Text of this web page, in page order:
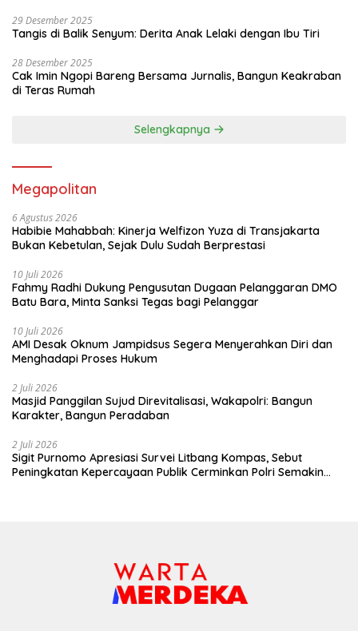
29 Desember 2025
Tangis di Balik Senyum: Derita Anak Lelaki dengan Ibu Tiri
28 Desember 2025
Cak Imin Ngopi Bareng Bersama Jurnalis, Bangun Keakraban
di Teras Rumah
Selengkapnya
Megapolitan
6 Agustus 2026
Habibie Mahabbah: Kinerja Welfizon Yuza di Transjakarta
Bukan Kebetulan, Sejak Dulu Sudah Berprestasi
10 Juli 2026
Fahmy Radhi Dukung Pengusutan Dugaan Pelanggaran DMO
Batu Bara, Minta Sanksi Tegas bagi Pelanggar
10 Juli 2026
AMI Desak Oknum Jampidsus Segera Menyerahkan Diri dan
Menghadapi Proses Hukum
2 Juli 2026
Masjid Panggilan Sujud Direvitalisasi, Wakapolri: Bangun
Karakter, Bangun Peradaban
2 Juli 2026
Sigit Purnomo Apresiasi Survei Litbang Kompas, Sebut
Peningkatan Kepercayaan Publik Cerminkan Polri Semakin